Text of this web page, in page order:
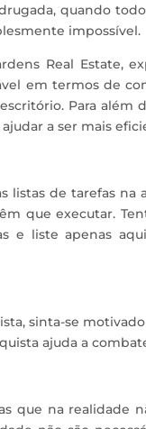
quando
impossível.
Real Estate,
em termos de
Para além
a ser mais
listas de tarefas na
que executar.
e liste apenas
sinta-se
ajuda a
que na realidade